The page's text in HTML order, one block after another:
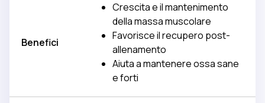
Benefici
Crescita e il mantenimento
della massa muscolare
Favorisce il recupero post-
allenamento
Aiuta a mantenere ossa sane
e forti